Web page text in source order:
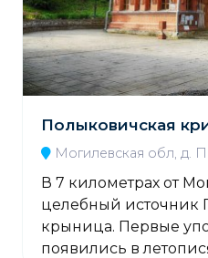
Полыковичская
Могилевская обл, д.
В 7 километрах от
целебный источник
крыница. Первые
появились в